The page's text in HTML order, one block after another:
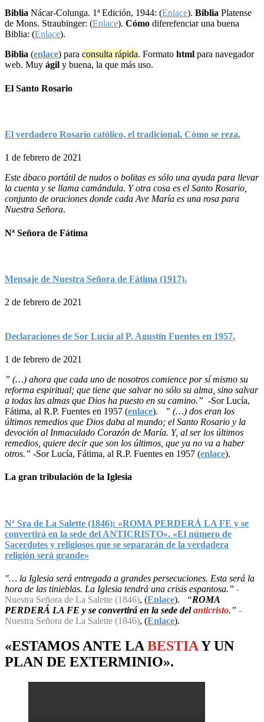
Biblia Nácar-Colunga. 1ª Edición, 1944: (Enlace). Biblia Platense
de Mons. Straubinger: (Enlace). Cómo diferefenciar una buena
Biblia: (Enlace).
Biblia (enlace) para consulta rápida. Formato html para navegador
web. Muy ágil y buena, la que más uso.
El Santo Rosario
El verdadero Rosario católico, el tradicional. Cómo se reza.
1 de febrero de 2021
Este ábaco portátil de nudos o bolitas es sólo una ayuda para llevar
la cuenta y se llama camándula. Y otra cosa es el Santo Rosario,
conjunto de oraciones donde cada Ave María es una rosa para
Nuestra Señora.
Nª Señora de Fátima
Mensaje de Nuestra Señora de Fátima (1917).
2 de febrero de 2021
Declaraciones de Sor Lucía al P. Agustín Fuentes en 1957.
1 de febrero de 2021
” (…) ahora que cada uno de nosotros comience por sí mismo su
reforma espiritual; que tiene que salvar no sólo su alma, sino salvar
a todas las almas que Dios ha puesto en su camino.” -Sor Lucía,
Fátima, al R.P. Fuentes en 1957 (enlace).
” (…) dos eran los
últimos remedios que Dios daba al mundo; el Santo Rosario y la
devoción al Inmaculado Corazón de María. Y, al ser los últimos
remedios, quiere decir que son los últimos, que ya no va a haber
otros.” -Sor Lucía, Fátima, al R.P. Fuentes en 1957 (enlace).
La gran tribulación de la Iglesia
Nª Sra de La Salette (1846): «ROMA PERDERÁ LA FE y se
convertirá en la sede del ANTICRISTO». «El número de
Sacerdotes y religiosos que se separarán de la verdadera
religión será grande»
"… la Iglesia será entregada a grandes persecuciones. Esta será la
hora de las tinieblas. La Iglesia tendrá una crisis espantosa.” -
Nuestra Señora de La Salette (1846), (Enlace). “ROMA
PERDERÁ LA FE y se convertirá en la sede delanticristo.” -
Nuestra Señora de La Salette (1846), (Enlace).
«ESTAMOS ANTE LA BESTIAY UN
PLAN DE EXTERMINIO».